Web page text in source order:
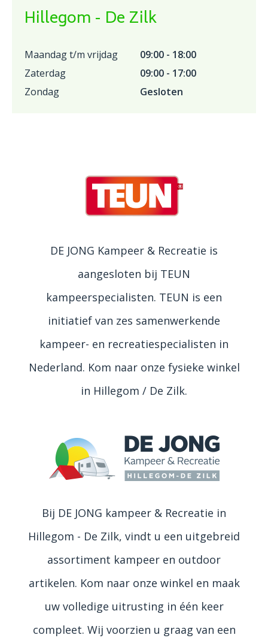
Hillegom - De Zilk
Maandag t/m vrijdag
09:00 - 18:00
Zaterdag
09:00 - 17:00
Zondag
Gesloten
DE JONG Kampeer & Recreatie is
aangesloten bij TEUN
kampeerspecialisten. TEUN is een
initiatief van zes samenwerkende
kampeer- en recreatiespecialisten in
Nederland. Kom naar onze fysieke winkel
in Hillegom / De Zilk.
Bij DE JONG kampeer & Recreatie in
Hillegom - De Zilk, vindt u een uitgebreid
assortiment kampeer en outdoor
artikelen. Kom naar onze winkel en maak
uw volledige uitrusting in één keer
compleet. Wij voorzien u graag van een